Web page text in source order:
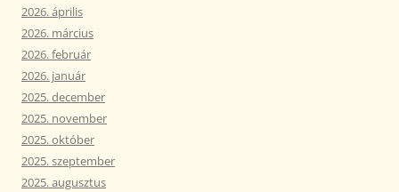
2026. április
2026. március
2026. február
2026. január
2025. december
2025. november
2025. október
2025. szeptember
2025. augusztus